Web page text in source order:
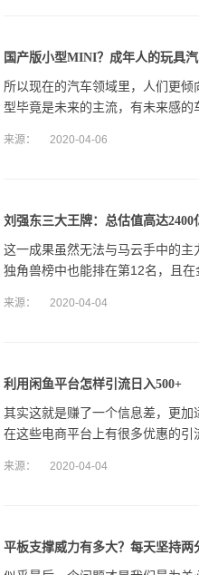
国产版小型MINI？成年人的玩具汽
所以现在的汽车领域里，人们更
型毕竟是未来的主流，有未来感
变主攻方向，生
来源： 2020-04-06
刘强东三大王牌：总估值高达
这一成果虽然无法与马云手中的
独角兽榜中也能排在第12名，且
中，京东排
来源： 2020-04-04
利用闲鱼平台怎样引流日入500+
其实这就是赚了一个信息差，更
在这些电商平台上有很多优惠的
京东的京粉，这
来源： 2020-04-04
平板支撑威力有多大？每天坚持两